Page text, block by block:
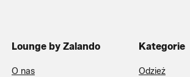
Lounge by Zalando
O nas
Kategorie
Odzież